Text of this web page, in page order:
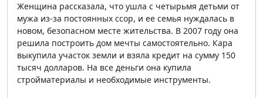
Женщина рассказала, что ушла с четырьмя детьми от
мужа из-за постоянных ссор, и ее семья нуждалась в
новом, безопасном месте жительства. В 2007 году она
решила построить дом мечты самостоятельно. Кара
выкупила участок земли и взяла кредит на сумму 150
тысяч долларов. На все деньги она купила
стройматериалы и необходимые инструменты.